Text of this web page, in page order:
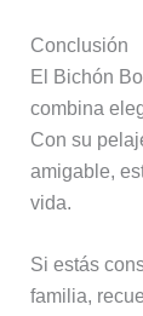
Conclusión
El Bichón
combina
Con su
amigable,
vida.
Si estás
familia,